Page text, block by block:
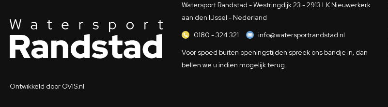
Watersport Randstad - Westringdijk 23 - 2913 LK Nieuwerkerk
aan den IJssel - Nederland
0180 - 324 321
info@watersportrandstad.nl
Voor spoed buiten openingstijden spreek ons bandje in, dan
bellen we u indien mogelijk terug
Ontwikkeld door OVIS.nl